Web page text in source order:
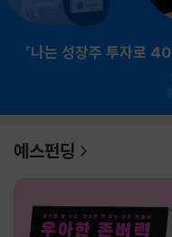
『나는 성장주 투자로
예스펀딩